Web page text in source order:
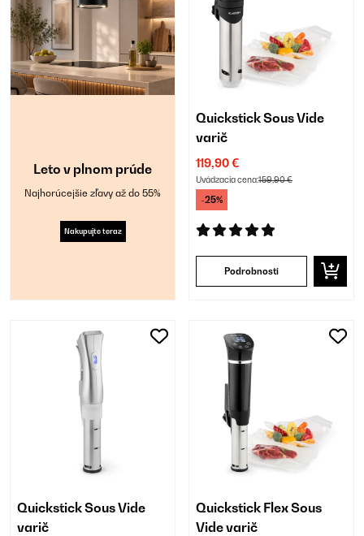
Leto v plnom prúde
Najhorúcejšie zľavy až do 55%
Nakupujte teraz
Quickstick Sous Vide
varič
119,90 €
Uvádzacia cena:159,90 €
-25%
Podrobnosti
Quickstick Sous Vide
varič
Quickstick Flex Sous
Vide varič